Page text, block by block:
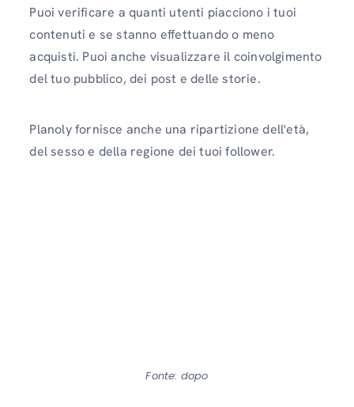
Puoi verificare a quanti utenti piacciono i tuoi
contenuti e se stanno effettuando o meno
acquisti. Puoi anche visualizzare il coinvolgimento
del tuo pubblico, dei post e delle storie.
Planoly fornisce anche una ripartizione dell'età,
del sesso e della regione dei tuoi follower.
Fonte: dopo